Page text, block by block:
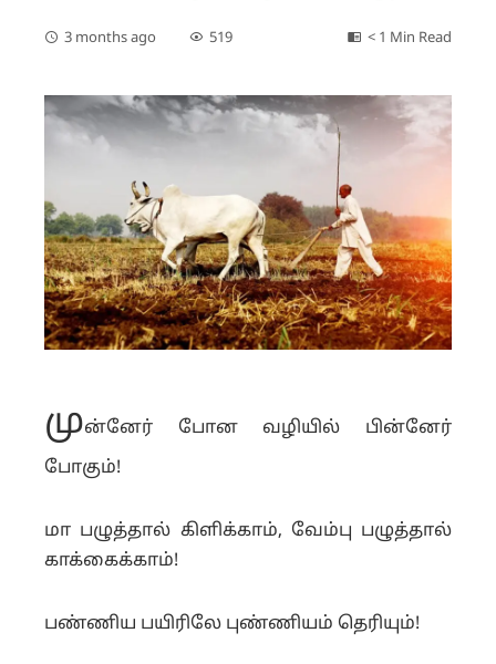
3 months ago 519 < 1 Min Read
முன்னேர் போன வழியில் பின்னேர்
போகும்!
மா பழுத்தால் கிளிக்காம், வேம்பு பழுத்தால்
காக்கைக்காம்!
பண்ணிய பயிரிலே புண்ணியம் தெரியும்!